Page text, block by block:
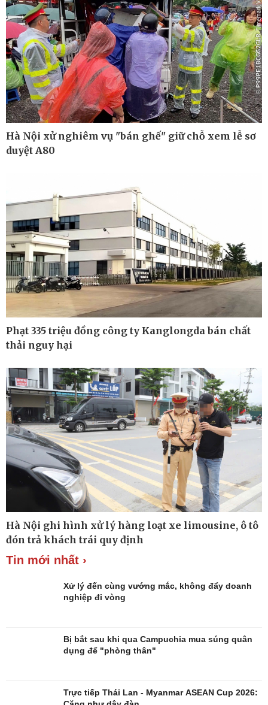
Ô tô - Xe máy
Ô tô
Xe máy
Tư vấn
Doanh nghiệp
Thông tin doanh nghiệp
Doanh nghiệp 24h
Doanh nhân
Vì cộng đồng
Sành điệu
Tin Công nghệ
Trải nghiệm
Chuyển đổi số
Dinh dưỡng - món ngon
Cây thuốc
Sản phụ khoa
Nhi khoa
Nam khoa
Làm đẹp - giảm cân
Phòng mạch online
Ăn sạch sống khỏe
Văn hóa
Hà Nội xử nghiêm vụ "bán ghế" giữ chỗ xem lễ sơ
duyệt A80
Phạt 335 triệu đồng công ty Kanglongda bán chất
thải nguy hại
Hà Nội ghi hình xử lý hàng loạt xe limousine, ô tô
đón trả khách trái quy định
Tin mới nhất ›
Xử lý đến cùng vướng mắc, không đẩy doanh
nghiệp đi vòng
Bị bắt sau khi qua Campuchia mua súng quân
dụng để "phòng thân"
Trực tiếp Thái Lan - Myanmar ASEAN Cup 2026: